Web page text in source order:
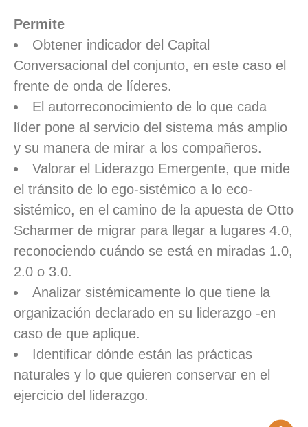
Permite
Obtener indicador del Capital
Conversacional del conjunto, en este caso el
frente de onda de líderes.
El autorreconocimiento de lo que cada
líder pone al servicio del sistema más amplio
y su manera de mirar a los compañeros.
Valorar el Liderazgo Emergente, que mide
el tránsito de lo ego-sistémico a lo eco-
sistémico, en el camino de la apuesta de Otto
Scharmer de migrar para llegar a lugares 4.0,
reconociendo cuándo se está en miradas 1.0,
2.0 o 3.0.
Analizar sistémicamente lo que tiene la
organización declarado en su liderazgo -en
caso de que aplique.
Identificar dónde están las prácticas
naturales y lo que quieren conservar en el
ejercicio del liderazgo.